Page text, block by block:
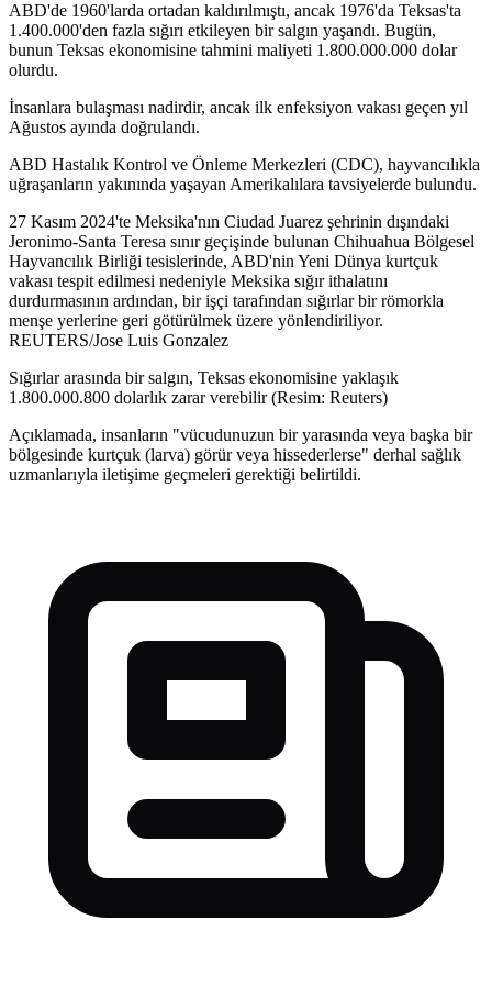
ABD'de 1960'larda ortadan kaldırılmıştı, ancak 1976'da Teksas'ta
1.400.000'den fazla sığırı etkileyen bir salgın yaşandı. Bugün,
bunun Teksas ekonomisine tahmini maliyeti 1.800.000.000 dolar
olurdu.
İnsanlara bulaşması nadirdir, ancak ilk enfeksiyon vakası geçen yıl
Ağustos ayında doğrulandı.
ABD Hastalık Kontrol ve Önleme Merkezleri (CDC), hayvancılıkla
uğraşanların yakınında yaşayan Amerikalılara tavsiyelerde bulundu.
27 Kasım 2024'te Meksika'nın Ciudad Juarez şehrinin dışındaki
Jeronimo-Santa Teresa sınır geçişinde bulunan Chihuahua Bölgesel
Hayvancılık Birliği tesislerinde, ABD'nin Yeni Dünya kurtçuk
vakası tespit edilmesi nedeniyle Meksika sığır ithalatını
durdurmasının ardından, bir işçi tarafından sığırlar bir römorkla
menşe yerlerine geri götürülmek üzere yönlendiriliyor.
REUTERS/Jose Luis Gonzalez
Sığırlar arasında bir salgın, Teksas ekonomisine yaklaşık
1.800.000.800 dolarlık zarar verebilir (Resim: Reuters)
Açıklamada, insanların "vücudunuzun bir yarasında veya başka bir
bölgesinde kurtçuk (larva) görür veya hissederlerse" derhal sağlık
uzmanlarıyla iletişime geçmeleri gerektiği belirtildi.